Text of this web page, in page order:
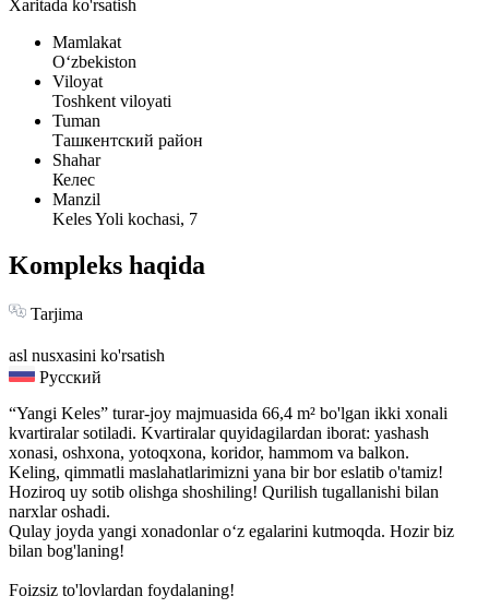
Xaritada ko'rsatish
Mamlakat
Oʻzbekiston
Viloyat
Toshkent viloyati
Tuman
Ташкентский район
Shahar
Келес
Manzil
Keles Yoli kochasi, 7
Kompleks haqida
Tarjima
asl nusxasini ko'rsatish
Русский
“Yangi Keles” turar-joy majmuasida 66,4 m² bo'lgan ikki xonali
kvartiralar sotiladi. Kvartiralar quyidagilardan iborat: yashash
xonasi, oshxona, yotoqxona, koridor, hammom va balkon.
Keling, qimmatli maslahatlarimizni yana bir bor eslatib o'tamiz!
Hoziroq uy sotib olishga shoshiling! Qurilish tugallanishi bilan
narxlar oshadi.
Qulay joyda yangi xonadonlar o‘z egalarini kutmoqda. Hozir biz
bilan bog'laning!
Foizsiz to'lovlardan foydalaning!